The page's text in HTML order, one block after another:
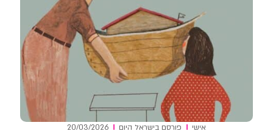
אישי פורסם בישראל היום 20/03/2026